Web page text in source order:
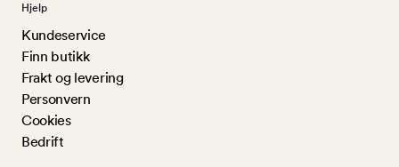
Hjelp
Kundeservice
Finn butikk
Frakt og levering
Personvern
Cookies
Bedrift